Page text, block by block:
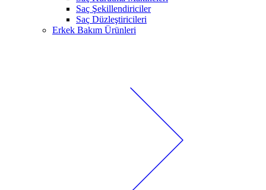
Saç Şekillendiriciler
Saç Düzleştiricileri
Erkek Bakım Ürünleri